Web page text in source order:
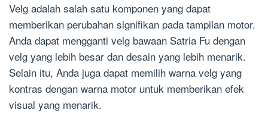
Velg adalah salah satu komponen yang dapat
memberikan perubahan signifikan pada tampilan motor.
Anda dapat mengganti velg bawaan Satria Fu dengan
velg yang lebih besar dan desain yang lebih menarik.
Selain itu, Anda juga dapat memilih warna velg yang
kontras dengan warna motor untuk memberikan efek
visual yang menarik.